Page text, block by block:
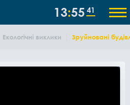
13 55 41
Екологічні виклики Зруйновані